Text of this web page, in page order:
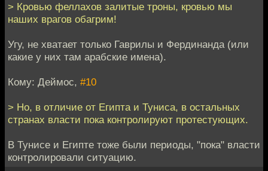
> Кровью феллахов залитые троны, кровью мы
наших врагов обагрим!
Угу, не хватает только Гаврилы и Фердинанда (или
какие у них там арабские имена).
Кому: Деймос, #10
> Но, в отличие от Египта и Туниса, в остальных
странах власти пока контролируют протестующих.
В Тунисе и Египте тоже были периоды, "пока" власти
контролировали ситуацию.